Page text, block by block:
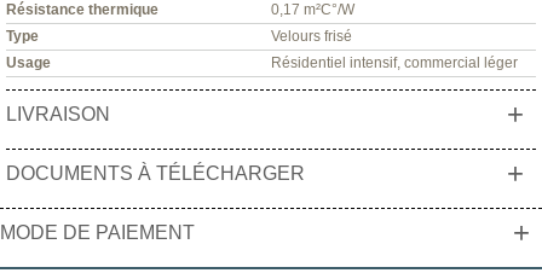
Résistance thermique
0,17 m²C°/W
Type
Velours frisé
Usage
Résidentiel intensif, commercial léger
LIVRAISON +
DOCUMENTS À TÉLÉCHARGER +
MODE DE PAIEMENT +